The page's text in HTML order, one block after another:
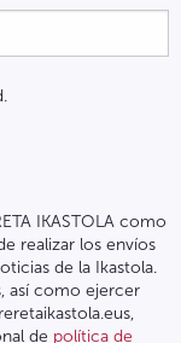
IKASTOLA como
realizar los envíos
de la Ikastola.
así como ejercer
de política de